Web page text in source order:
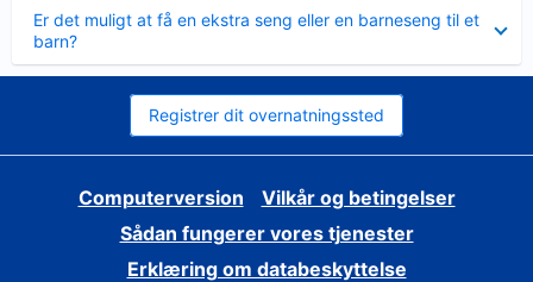
Er det muligt at få en ekstra seng eller en barneseng til et
barn?
Registrer dit overnatningssted
Computerversion
Vilkår og betingelser
Sådan fungerer vores tjenester
Erklæring om databeskyttelse